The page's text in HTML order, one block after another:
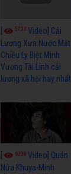
[ 5733Video] Cải
Lương Xưa Nước Mắt
Chiều Ly Biệt Minh
Vương Tài Linh cải
lương xã hội hay nhất
6038Video] Quán
Nửa Khuya-Minh